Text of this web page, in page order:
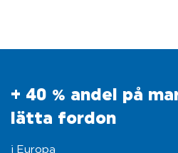
+ 40 % andel på
lätta fordon
i Europa